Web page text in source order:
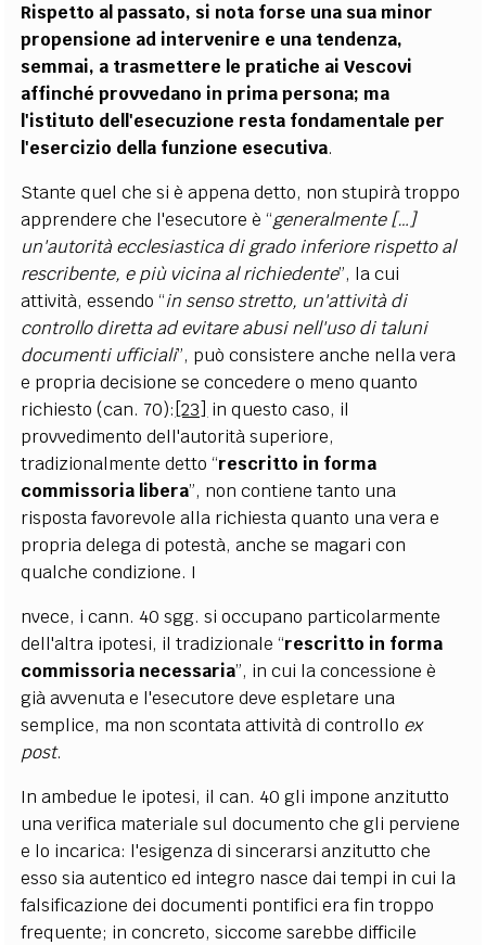
Rispetto al passato, si nota forse una sua minor
propensione ad intervenire e una tendenza,
semmai, a trasmettere le pratiche ai Vescovi
affinché provvedano in prima persona; ma
l'istituto dell'esecuzione resta fondamentale per
l'esercizio della funzione esecutiva.
Stante quel che si è appena detto, non stupirà troppo
apprendere che l'esecutore è “generalmente […]
un'autorità ecclesiastica di grado inferiore rispetto al
rescribente, e più vicina al richiedente”, la cui
attività, essendo “in senso stretto, un'attività di
controllo diretta ad evitare abusi nell'uso di taluni
documenti ufficiali”, può consistere anche nella vera
e propria decisione se concedere o meno quanto
richiesto (can. 70): [23]
in questo caso, il
provvedimento dell'autorità superiore,
tradizionalmente detto “rescritto in forma
commissoria libera”, non contiene tanto una
risposta favorevole alla richiesta quanto una vera e
propria delega di potestà, anche se magari con
qualche condizione. I
nvece, i cann. 40 sgg. si occupano particolarmente
dell'altra ipotesi, il tradizionale “rescritto in forma
commissoria necessaria”, in cui la concessione è
già avvenuta e l'esecutore deve espletare una
semplice, ma non scontata attività di controllo ex
post.
In ambedue le ipotesi, il can. 40 gli impone anzitutto
una verifica materiale sul documento che gli perviene
e lo incarica: l'esigenza di sincerarsi anzitutto che
esso sia autentico ed integro nasce dai tempi in cui la
falsificazione dei documenti pontifici era fin troppo
frequente; in concreto, siccome sarebbe difficile